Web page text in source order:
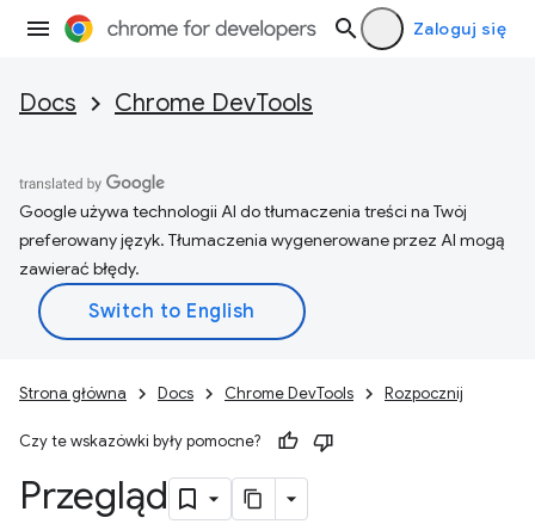
Zaloguj się
Docs Chrome DevTools
Google używa technologii AI do tłumaczenia treści na Twój
preferowany język. Tłumaczenia wygenerowane przez AI mogą
zawierać błędy.
Strona główna Docs Chrome DevTools Rozpocznij
Czy te wskazówki były pomocne?
Przegląd